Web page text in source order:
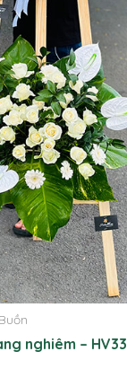
nghiêm – HV33